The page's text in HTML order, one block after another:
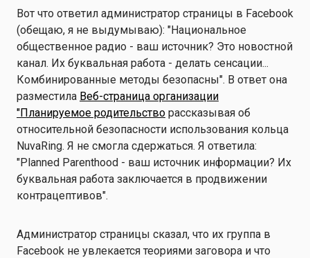
Вот что ответил администратор страницы в Facebook
(обещаю, я не выдумываю): "Национальное
общественное радио - ваш источник? Это новостной
канал. Их буквальная работа - делать сенсации...
Комбинированные методы безопасны". В ответ она
разместила Веб-страница организации
"Планируемое родительство рассказывая об
относительной безопасности использования кольца
NuvaRing. Я не смогла сдержаться. Я ответила:
"Planned Parenthood - ваш источник информации? Их
буквальная работа заключается в продвижении
контрацептивов".
Администратор страницы сказал, что их группа в
Facebook не увлекается теориями заговора и что